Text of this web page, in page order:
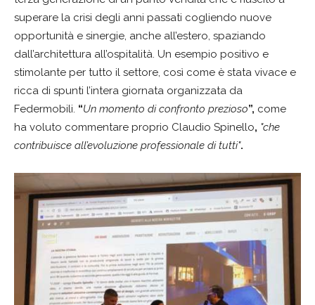
superare la crisi degli anni passati cogliendo nuove
opportunità e sinergie, anche all’estero, spaziando
dall’architettura all’ospitalità. Un esempio positivo e
stimolante per tutto il settore, così come è stata vivace e
ricca di spunti l’intera giornata organizzata da
Federmobili. “Un momento di confronto prezioso”, come
ha voluto commentare proprio Claudio Spinello, "che
contribuisce all’evoluzione professionale di tutti".